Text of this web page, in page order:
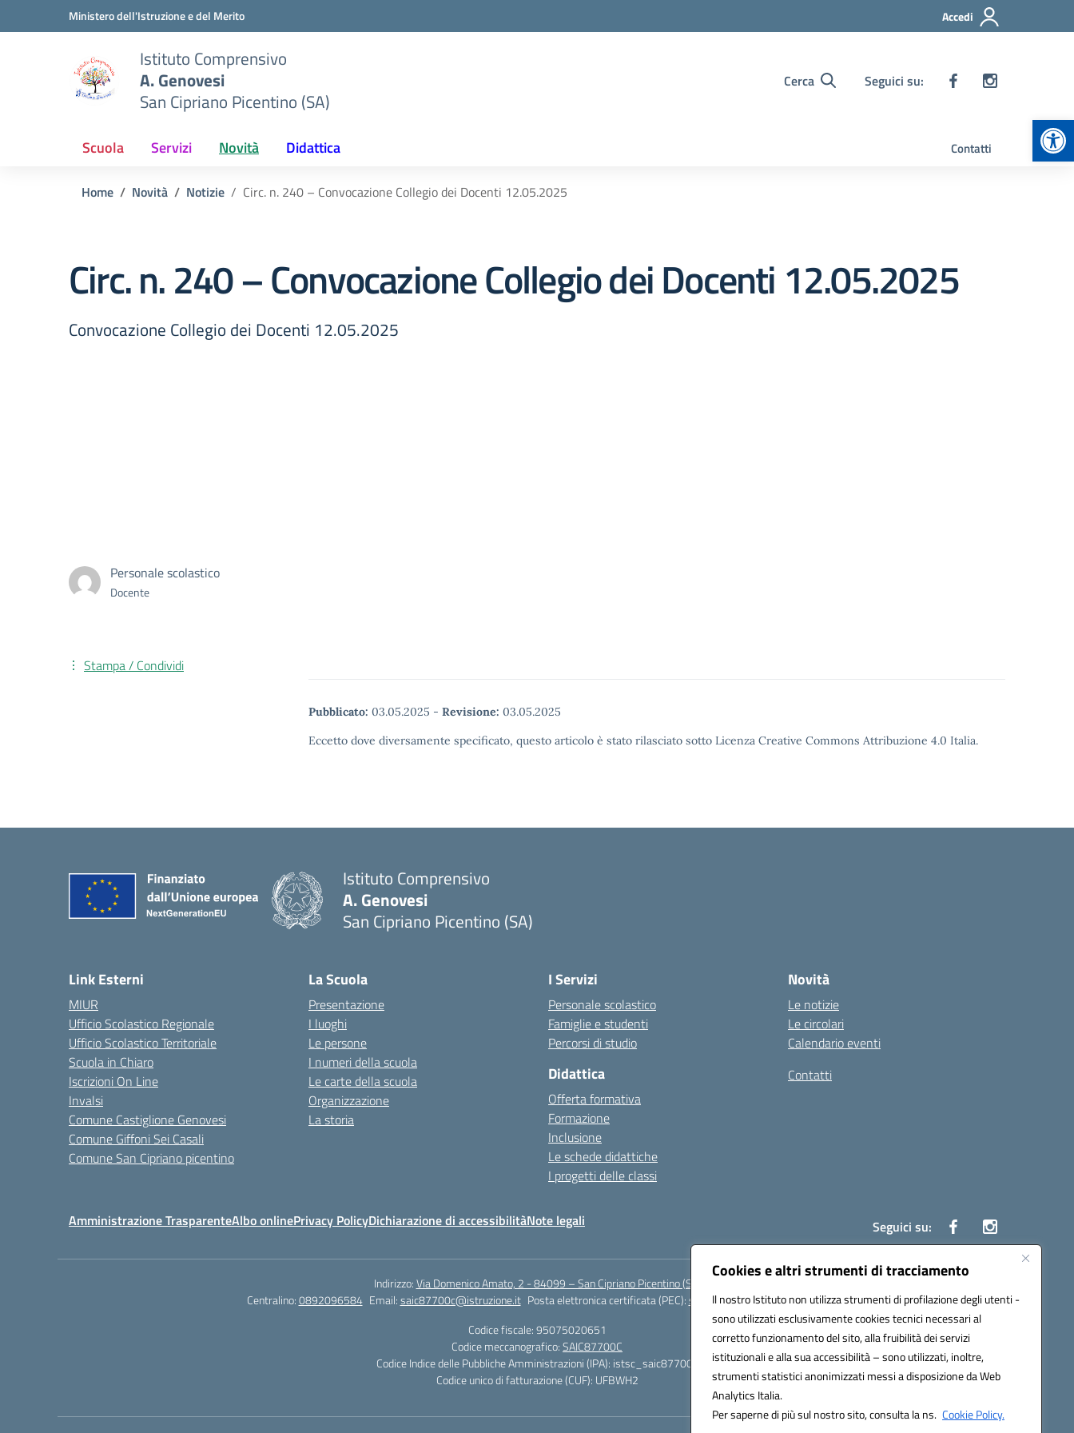
Cookies e altri strumenti di tracciamento
Il nostro Istituto non utilizza strumenti di profilazione degli utenti -
sono utilizzati esclusivamente cookies tecnici necessari al
corretto funzionamento del sito, alla fruibilità dei servizi
istituzionali e alla sua accessibilità – sono utilizzati, inoltre,
strumenti statistici anonimizzati messi a disposizione da Web
Analytics Italia.
Per saperne di più sul nostro sito, consulta la ns. Cookie Policy.
Vai ai contenuti
Vai al menu di navigazioneMinistero dell'Istruzione e del Merito Accedi
Istituto Comprensivo
A. Genovesi
San Cipriano Picentino (SA)
Cerca Seguici su:
Scuola Servizi Novità Didattica Contatti
Home Novità Notizie Circ. n. 240 – Convocazione Collegio dei Docenti 12.05.2025
Circ. n. 240 – Convocazione Collegio dei Docenti 12.05.2025
Convocazione Collegio dei Docenti 12.05.2025
Personale scolastico
Docente
Pubblicato: 03.05.2025 - Revisione: 03.05.2025
Eccetto dove diversamente specificato, questo articolo è stato rilasciato sotto Licenza Creative Commons Attribuzione 4.0 Italia.
Stampa / Condividi
Istituto Comprensivo
A. Genovesi
San Cipriano Picentino (SA)
Link Esterni
MIUR
Ufficio Scolastico Regionale
Ufficio Scolastico Territoriale
Scuola in Chiaro
Iscrizioni On Line
Invalsi
Comune Castiglione Genovesi
Comune Giffoni Sei Casali
Comune San Cipriano picentino
La Scuola
Presentazione
I luoghi
Le persone
I numeri della scuola
Le carte della scuola
Organizzazione
La storia
I Servizi
Personale scolastico
Famiglie e studenti
Percorsi di studio
Didattica
Offerta formativa
Formazione
Inclusione
Le schede didattiche
I progetti delle classi
Novità
Le notizie
Le circolari
Calendario eventi
Contatti
Amministrazione TrasparenteAlbo onlinePrivacy PolicyDichiarazione di accessibilitàNote legali Seguici su:
Indirizzo:Via Domenico Amato, 2 - 84099 – San Cipriano Picentino (Sa)
Centralino:0892096584 Email:saic87700c@istruzione.it Posta elettronica certificata (PEC):saic87700c@pec.istruzione.it
Codice fiscale: 95075020651
Codice meccanografico:SAIC87700C
Codice Indice delle Pubbliche Amministrazioni (IPA): istsc_saic87700c
Codice unico di fatturazione (CUF): UFBWH2